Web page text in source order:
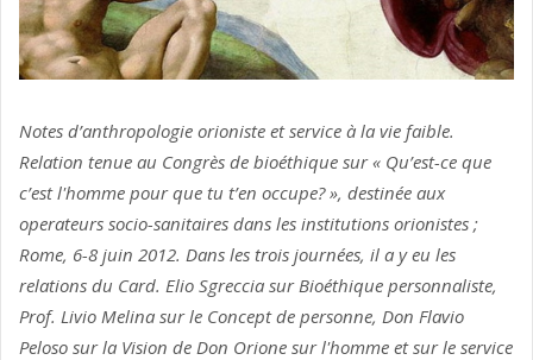
Notes d’anthropologie orioniste et service à la vie faible.
Relation tenue au Congrès de bioéthique sur « Qu’est-ce que
c’est l'homme pour que tu t’en occupe? », destinée aux
operateurs socio-sanitaires dans les institutions orionistes ;
Rome, 6-8 juin 2012. Dans les trois journées, il a y eu les
relations du Card. Elio Sgreccia sur Bioéthique personnaliste,
Prof. Livio Melina sur le Concept de personne, Don Flavio
Peloso sur la Vision de Don Orione sur l'homme et sur le service